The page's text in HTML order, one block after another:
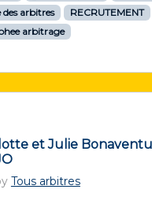
arbitres
RECRUTEMENT
arbitrage
et Julie
Tous arbitres